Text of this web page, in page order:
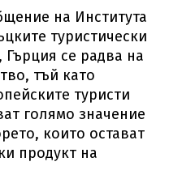
на Института
туристически
Гърция се радва на
тъй като
туристи
голямо значение
които остават
продукт на